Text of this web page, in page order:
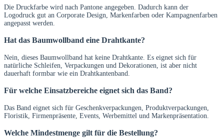
Die Druckfarbe wird nach Pantone angegeben. Dadurch kann der
Logodruck gut an Corporate Design, Markenfarben oder Kampagnenfarben
angepasst werden.
Hat das Baumwollband eine Drahtkante?
Nein, dieses Baumwollband hat keine Drahtkante. Es eignet sich für
natürliche Schleifen, Verpackungen und Dekorationen, ist aber nicht
dauerhaft formbar wie ein Drahtkantenband.
Für welche Einsatzbereiche eignet sich das Band?
Das Band eignet sich für Geschenkverpackungen, Produktverpackungen,
Floristik, Firmenpräsente, Events, Werbemittel und Markenpräsentation.
Welche Mindestmenge gilt für die Bestellung?